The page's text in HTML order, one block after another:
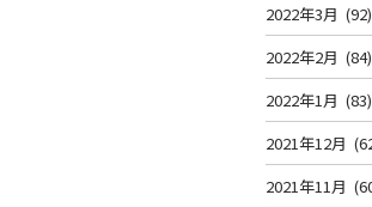
2022年3月 (92)
2022年2月 (84)
2022年1月 (83)
2021年12月
2021年11月